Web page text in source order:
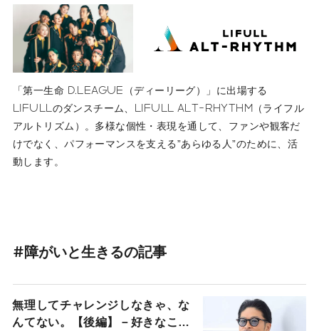
「第一生命 D.LEAGUE（ディーリーグ）」に出場する
LIFULLのダンスチーム、LIFULL ALT-RHYTHM（ライフル
アルトリズム）。多様な個性・表現を通して、ファンや観客だ
けでなく、パフォーマンスを支える”あらゆる人”のために、活
動します。
#障がいと生きるの記事
無理してチャレンジしなきゃ、な
んてない。【後編】－好きなこと